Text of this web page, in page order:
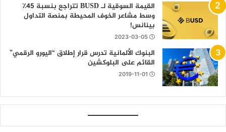
القيمة السوقية لـ BUSD تتراجع بنسبة 45٪
وسط مشاعر الخوف المحيطة بمنصة التداول
بينانس!
2023-03-05
البنوك الألمانية تدرس قرار إطلاق “اليورو الرقمي”
القائم على البلوكشين
2019-11-01